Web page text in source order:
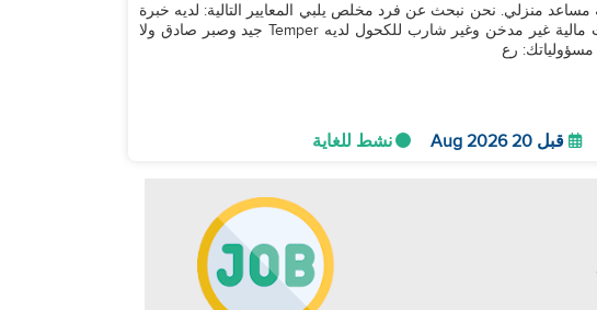
نحن ندعوكم بحرارة للتقديم على وظيفة مساعد منزلي. نحن نبحث عن فرد مخلص يلبي المعايير التالية: لديه خبرة
في رعاية المسنين لا يعاني من صعوبات مالية غير مدخن وغير شارب للكحول لديه Temper جيد وصبر صادق ولا
قبل 20 Aug 2026 نشط للغاية